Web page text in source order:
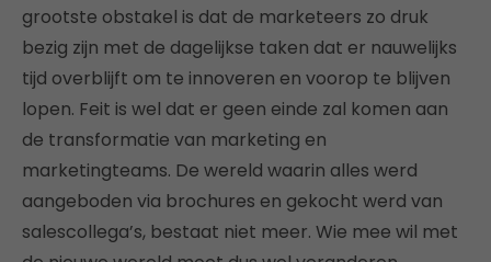
grootste obstakel is dat de marketeers zo druk
bezig zijn met de dagelijkse taken dat er nauwelijks
tijd overblijft om te innoveren en voorop te blijven
lopen. Feit is wel dat er geen einde zal komen aan
de transformatie van marketing en
marketingteams. De wereld waarin alles werd
aangeboden via brochures en gekocht werd van
salescollega’s, bestaat niet meer. Wie mee wil met